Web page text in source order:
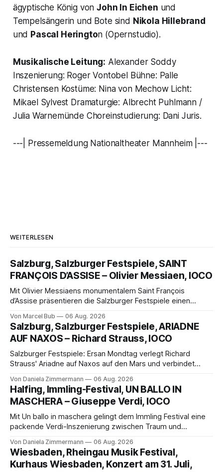
ägyptische König vonJohn In Eichen und
Tempelsängerin und Bote sind Nikola Hillebrand
und Pascal Herington (Opernstudio).
Musikalische Leitung: Alexander Soddy
Inszenierung: Roger Vontobel Bühne: Palle
Christensen Kostüme: Nina von Mechow Licht:
Mikael Sylvest Dramaturgie: Albrecht Puhlmann /
Julia Warnemünde Choreinstudierung: Dani Juris.
---| Pressemeldung Nationaltheater Mannheim |---
WEITERLESEN
Salzburg, Salzburger Festspiele, SAINT
FRANÇOIS D’ASSISE – Olivier Messiaen, IOCO
Mit Olivier Messiaens monumentalem Saint François
d’Assise präsentieren die Salzburger Festspiele einen
eine bildgewaltige Inszenierung, Maxime Pascal entfaltet
die komplexe Partitur eindrucksvoll, Philippe Sly berührt als
Franziskus.
Von Marcel Bub 06 Aug. 2026
Salzburg, Salzburger Festspiele, ARIADNE
AUF NAXOS – Richard Strauss, IOCO
Salzburger Festspiele: Ersan Mondtag verlegt Richard
Strauss' Ariadne auf Naxos auf den Mars und verbindet
Aufführung mit starken Solisten und den Wiener
Philharmonikern, szenisch bleibt der zweite Akt jedoch
hinter den Erwartungen zurück.
Von Daniela Zimmermann 06 Aug. 2026
Halfing, Immling-Festival, UN BALLO IN
MASCHERA – Giuseppe Verdi, IOCO
Mit Un ballo in maschera gelingt dem Immling Festival eine
packende Verdi-Inszenierung zwischen Traum und
psychologische Tiefe mit starken Bildern, getragen von
einem spielfreudigen Ensemble und einer musikalisch
überzeugenden Gesamtleistung.
Von Daniela Zimmermann 06 Aug. 2026
Wiesbaden, Rheingau Musik Festival,
Kurhaus Wiesbaden, Konzert am 31. Juli,